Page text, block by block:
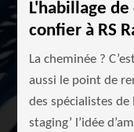
L'habillage
confier à RS
La cheminée ?
aussi le point de
des spécialistes
staging’ l’idée